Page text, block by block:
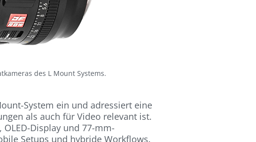
des L Mount Systems.
System ein und adressiert eine
als auch für Video relevant ist.
Display und 77-mm-
Setups und hybride Workflows.